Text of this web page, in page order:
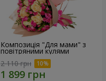
Композиція "Для мами" з
повітряними кулями
2 110 грн